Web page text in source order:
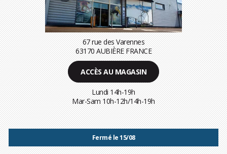
67 rue des Varennes
63170 AUBIÈRE FRANCE
ACCÈS AU MAGASIN
Lundi 14h-19h
Mar-Sam 10h-12h/14h-19h
Fermé le 15/08